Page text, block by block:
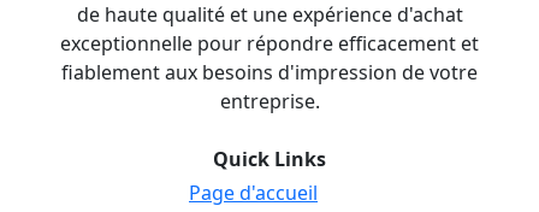
de haute qualité et une expérience d'achat
exceptionnelle pour répondre efficacement et
fiablement aux besoins d'impression de votre
entreprise.
Quick Links
Page d'accueil